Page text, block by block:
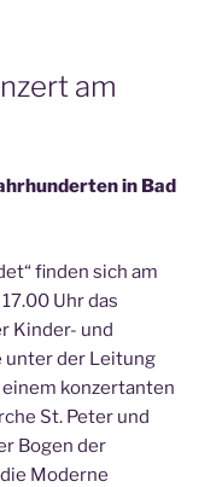
am
in Bad
finden sich am
Uhr das
Kinder- und
unter der Leitung
konzertanten
St. Peter und
Bogen der
Moderne